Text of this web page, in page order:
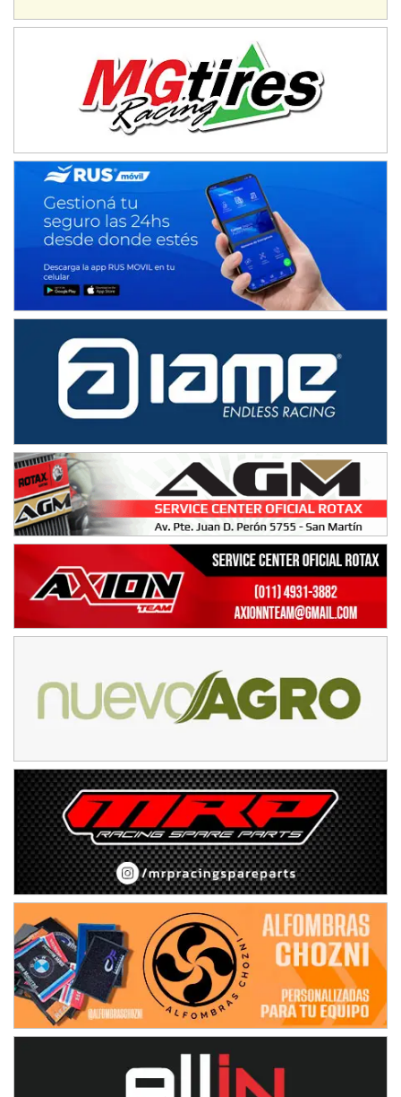
Ciudad de Avellaneda (Asfalto)
Avellaneda (Santa Fe)
SUR SANTAFESINO - F4
José Samuel Sánchez (Tierra)
Rufino (Santa Fe)
TUCUMANO - F5
Juan Navarro (Asfalto)
El Timbó (Tucumán)